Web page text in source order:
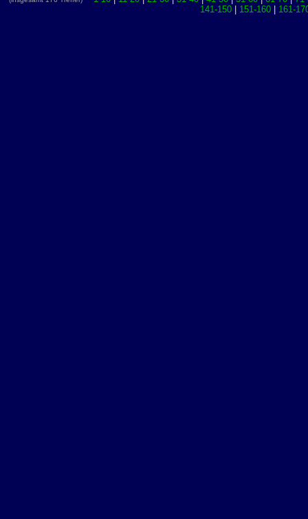
141-150| 151-160| 161-